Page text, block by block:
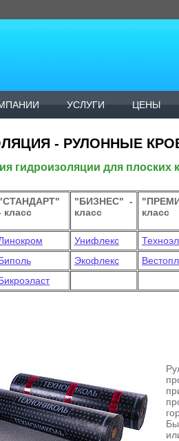
УСЛУГИ ЦЕНЫ
- РУЛОННЫЕ
гидроизоляции для плоских
класс
"БИЗНЕС" -
класс
класс
Унифлекс
Экофлекс